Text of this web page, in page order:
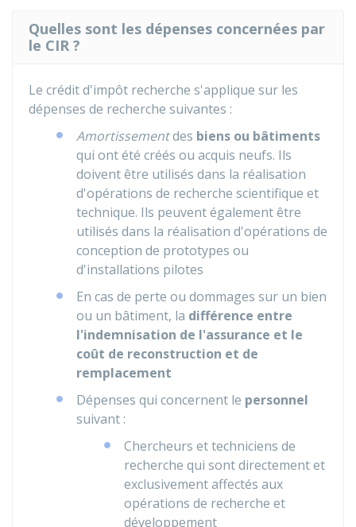
Quelles sont les dépenses concernées par
le CIR ?
Le crédit d'impôt recherche s'applique sur les
dépenses de recherche suivantes :
Amortissementdes biens ou bâtiments
qui ont été créés ou acquis neufs. Ils
doivent être utilisés dans la réalisation
d'opérations de recherche scientifique et
technique. Ils peuvent également être
utilisés dans la réalisation d'opérations de
conception de prototypes ou
d'installations pilotes
En cas de perte ou dommages sur un bien
ou un bâtiment, la différence entre
l'indemnisation de l'assurance et le
coût de reconstruction et de
remplacement
Dépenses qui concernent le personnel
suivant :
Chercheurs et techniciens de
recherche qui sont directement et
exclusivement affectés aux
opérations de recherche et
développement